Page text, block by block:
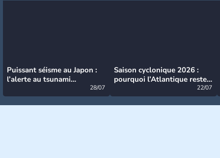
Puissant séisme au Japon :
l’alerte au tsunami
28/07
Saison cyclonique 2026 :
pourquoi l’Atlantique reste
22/07